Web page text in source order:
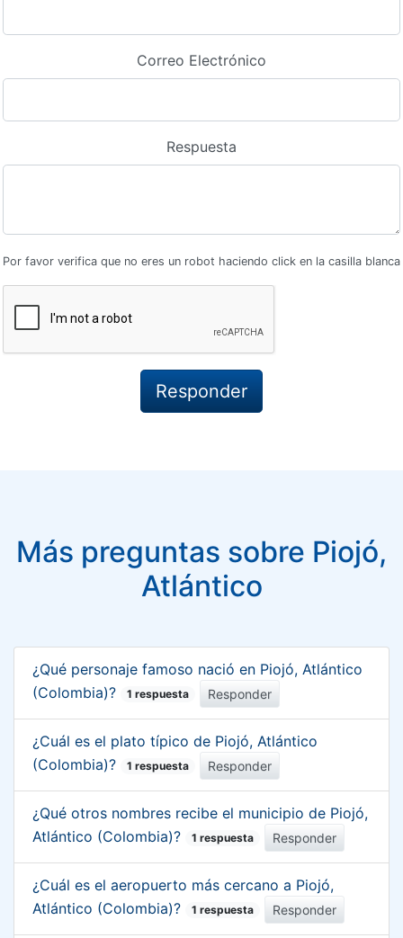
Correo Electrónico
Respuesta
Por favor verifica que no eres un robot haciendo click en la casilla blanca
Más preguntas sobre Piojó,
Atlántico
¿Qué personaje famoso nació en Piojó, Atlántico
(Colombia)?
1 respuesta Responder
¿Cuál es el plato típico de Piojó, Atlántico
(Colombia)?
1 respuesta Responder
¿Qué otros nombres recibe el municipio de Piojó,
Atlántico (Colombia)?
1 respuesta Responder
¿Cuál es el aeropuerto más cercano a Piojó,
Atlántico (Colombia)?
1 respuesta Responder